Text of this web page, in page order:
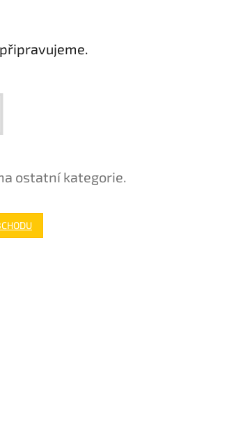
ostatní kategorie.